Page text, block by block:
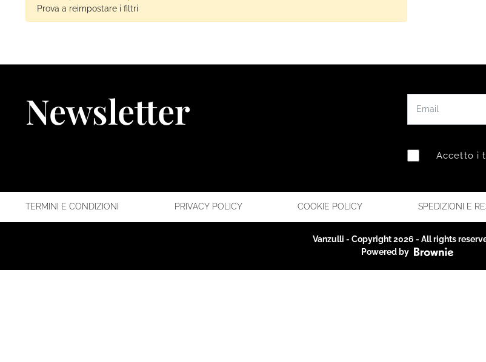
Prova a reimpostare i filtri
Newsletter
Accetto i
TERMINI E CONDIZIONI PRIVACY POLICY COOKIE POLICY SPEDIZIONI E
Vanzulli - Copyright 2026 - All rights
Powered by